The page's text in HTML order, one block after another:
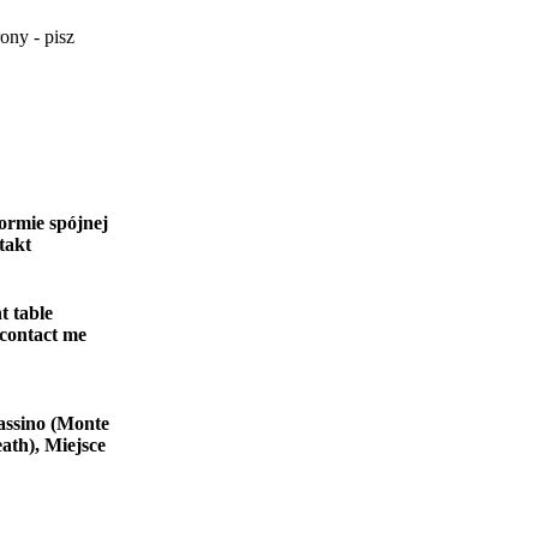
- pisz
spójnej
table
me
(Monte
Miejsce